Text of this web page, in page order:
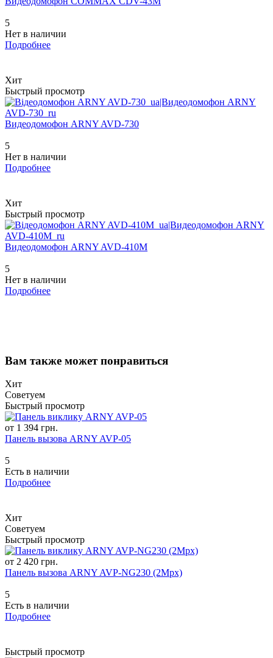
5
Нет в наличии
Подробнее
Хит
Быстрый просмотр
Видеодомофон ARNY AVD-730
5
Нет в наличии
Подробнее
Хит
Быстрый просмотр
Видеодомофон ARNY AVD-410M
5
Нет в наличии
Подробнее
Вам также может понравиться
Хит
Советуем
Быстрый просмотр
от 1 394 грн.
Панель вызова ARNY AVP-05
5
Есть в наличии
Подробнее
Хит
Советуем
Быстрый просмотр
от 2 420 грн.
Панель вызова ARNY AVP-NG230 (2Mpx)
5
Есть в наличии
Подробнее
Быстрый просмотр